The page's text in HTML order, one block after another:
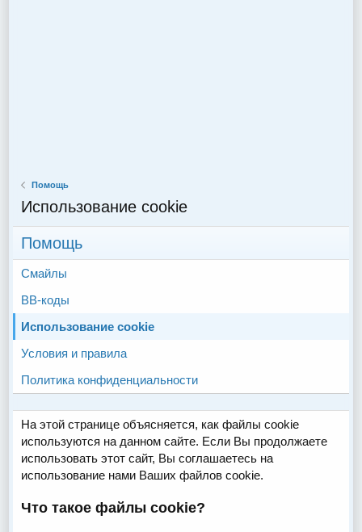
Помощь
Использование cookie
Помощь
Смайлы
BB-коды
Использование cookie
Условия и правила
Политика конфиденциальности
На этой странице объясняется, как файлы cookie
используются на данном сайте. Если Вы продолжаете
использовать этот сайт, Вы соглашаетесь на
использование нами Ваших файлов cookie.
Что такое файлы cookie?